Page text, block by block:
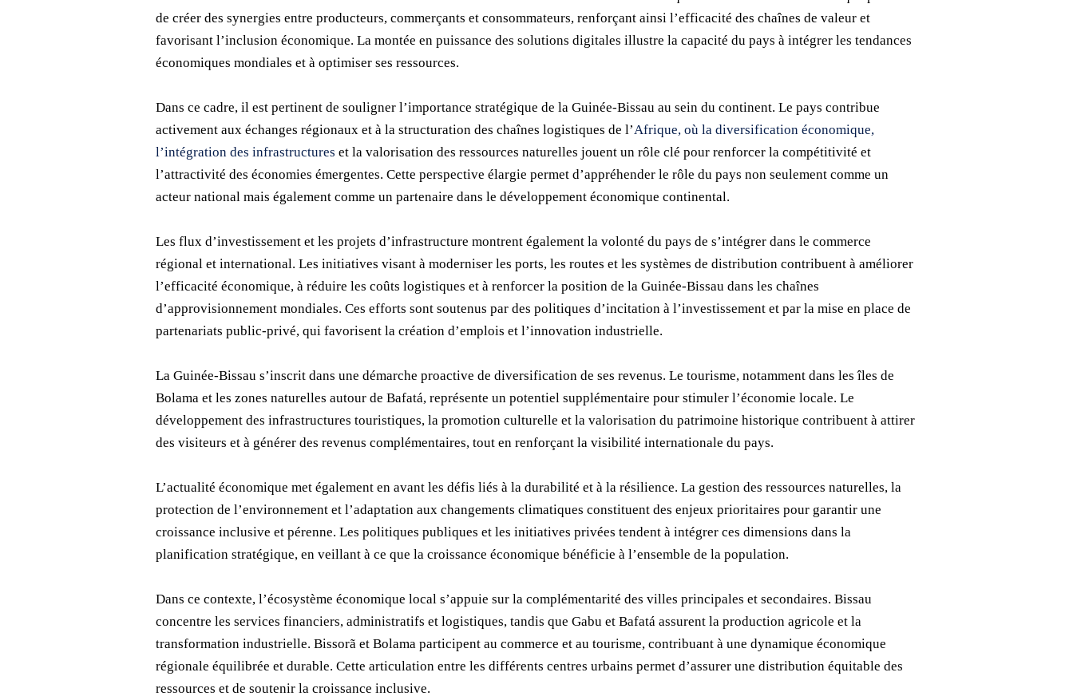
de créer des synergies entre producteurs, commerçants et consommateurs, renforçant ainsi l’efficacité des chaînes de valeur et
favorisant l’inclusion économique. La montée en puissance des solutions digitales illustre la capacité du pays à intégrer les tendances
économiques mondiales et à optimiser ses ressources.
Dans ce cadre, il est pertinent de souligner l’importance stratégique de la Guinée-Bissau au sein du continent. Le pays contribue
activement aux échanges régionaux et à la structuration des chaînes logistiques de l’Afrique, où la diversification économique,
l’intégration des infrastructures et la valorisation des ressources naturelles jouent un rôle clé pour renforcer la compétitivité et
l’attractivité des économies émergentes. Cette perspective élargie permet d’appréhender le rôle du pays non seulement comme un
acteur national mais également comme un partenaire dans le développement économique continental.
Les flux d’investissement et les projets d’infrastructure montrent également la volonté du pays de s’intégrer dans le commerce
régional et international. Les initiatives visant à moderniser les ports, les routes et les systèmes de distribution contribuent à améliorer
l’efficacité économique, à réduire les coûts logistiques et à renforcer la position de la Guinée-Bissau dans les chaînes
d’approvisionnement mondiales. Ces efforts sont soutenus par des politiques d’incitation à l’investissement et par la mise en place de
partenariats public-privé, qui favorisent la création d’emplois et l’innovation industrielle.
La Guinée-Bissau s’inscrit dans une démarche proactive de diversification de ses revenus. Le tourisme, notamment dans les îles de
Bolama et les zones naturelles autour de Bafatá, représente un potentiel supplémentaire pour stimuler l’économie locale. Le
développement des infrastructures touristiques, la promotion culturelle et la valorisation du patrimoine historique contribuent à attirer
des visiteurs et à générer des revenus complémentaires, tout en renforçant la visibilité internationale du pays.
L’actualité économique met également en avant les défis liés à la durabilité et à la résilience. La gestion des ressources naturelles, la
protection de l’environnement et l’adaptation aux changements climatiques constituent des enjeux prioritaires pour garantir une
croissance inclusive et pérenne. Les politiques publiques et les initiatives privées tendent à intégrer ces dimensions dans la
planification stratégique, en veillant à ce que la croissance économique bénéficie à l’ensemble de la population.
Dans ce contexte, l’écosystème économique local s’appuie sur la complémentarité des villes principales et secondaires. Bissau
concentre les services financiers, administratifs et logistiques, tandis que Gabu et Bafatá assurent la production agricole et la
transformation industrielle. Bissorã et Bolama participent au commerce et au tourisme, contribuant à une dynamique économique
régionale équilibrée et durable. Cette articulation entre les différents centres urbains permet d’assurer une distribution équitable des
ressources et de soutenir la croissance inclusive.